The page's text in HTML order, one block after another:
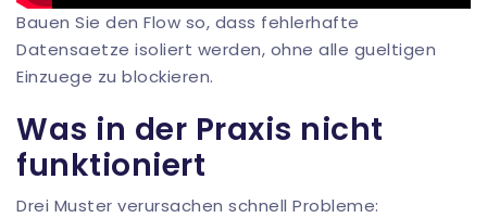
Bauen Sie den Flow so, dass fehlerhafte
Datensaetze isoliert werden, ohne alle gueltigen
Einzuege zu blockieren.
Was in der Praxis nicht
funktioniert
Drei Muster verursachen schnell Probleme: